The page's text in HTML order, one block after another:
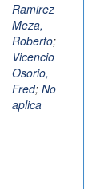
Ramirez
Meza,
Roberto;
Vicencio
Osorio,
Fred; No
aplica